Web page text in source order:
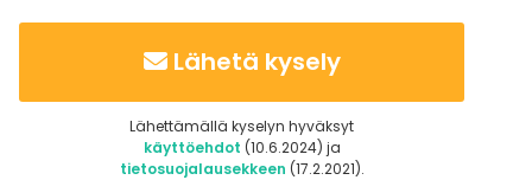
Lähetä kysely
Lähettämällä kyselyn hyväksyt
käyttöehdot (10.6.2024) ja
tietosuojalausekkeen (17.2.2021).